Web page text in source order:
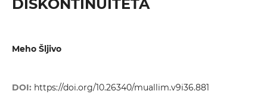
DISKONTINUITETA
Meho Šljivo
DOI: https://doi.org/10.26340/muallim.v9i36.881